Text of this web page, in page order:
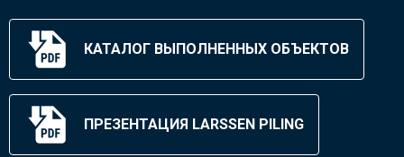
КАТАЛОГ ВЫПОЛНЕННЫХ ОБЪЕКТОВ
ПРЕЗЕНТАЦИЯ LARSSEN PILING